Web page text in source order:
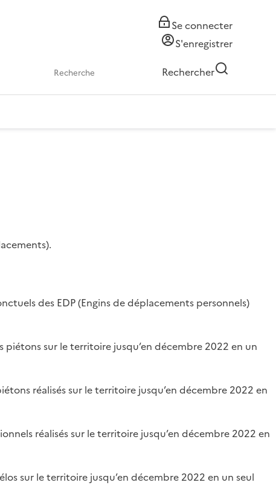
Se connecter
S'enregistrer
Rechercher
des EDP (Engins de déplacements personnels)
sur le territoire jusqu’en décembre 2022 en un
réalisés sur le territoire jusqu’en décembre 2022 en
réalisés sur le territoire jusqu’en décembre 2022 en
sur le territoire jusqu’en décembre 2022 en un seul